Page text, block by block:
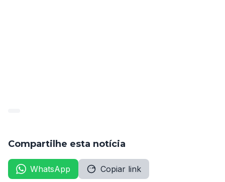
Compartilhe esta notícia
WhatsApp Copiar link